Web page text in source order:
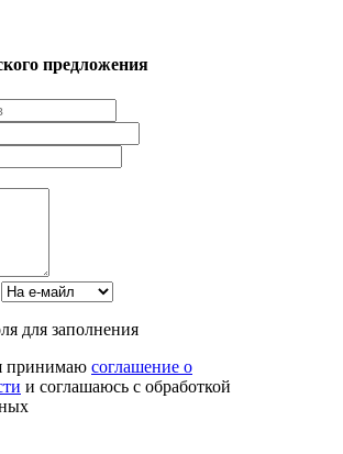
предложения
для заполнения
принимаю соглашение о
и соглашаюсь с обработкой